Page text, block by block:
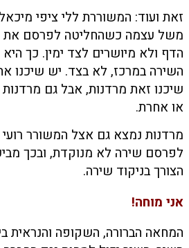
זאת ועוד: המשוררת ללי ציפי
משל עצמה כשהחליטה לפרסם את
הדף ולא מיושרים לצד ימין. כך
השירה במרכז, לא בצד. יש שיכנו
שיכנו זאת מרדנות, אבל גם
או אחרת.
מרדנות נמצא גם אצל המשורר
לפרסם שירה לא מנוקדת, ובכך
הצורך בניקוד שירה.
אני מוחה!
המחאה הברורה, השקופה והנראית